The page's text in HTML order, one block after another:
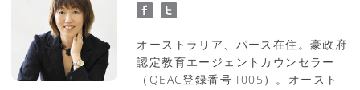
オーストラリア、パース在住。豪政府
認定教育エージェントカウンセラー
（QEAC登録番号 I005）。オースト